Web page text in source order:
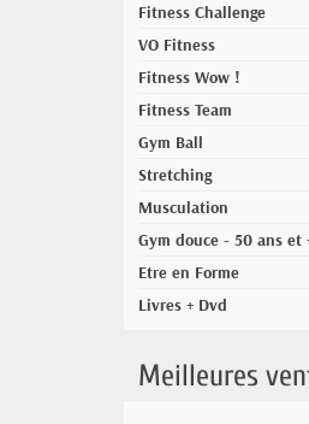
Fitness Challenge
VO Fitness
Fitness Wow !
Fitness Team
Gym Ball
Stretching
Musculation
Gym douce - 50 ans et
Etre en Forme
Livres + Dvd
Meilleures